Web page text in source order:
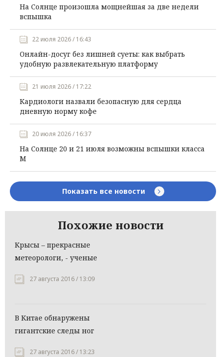
На Солнце произошла мощнейшая за две недели
вспышка
22 июля 2026 / 16:43
Онлайн-досуг без лишней суеты: как выбрать
удобную развлекательную платформу
21 июля 2026 / 17:22
Кардиологи назвали безопасную для сердца
дневную норму кофе
20 июля 2026 / 16:37
На Солнце 20 и 21 июля возможны вспышки класса
М
Показать все новости
Похожие новости
Крысы – прекрасные
метеорологи, - ученые
27 августа 2016 / 13:09
В Китае обнаружены
гигантские следы ног
27 августа 2016 / 13:23